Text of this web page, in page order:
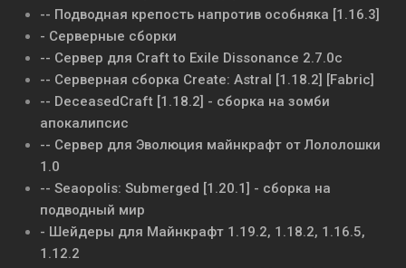
-- Подводная крепость напротив особняка [1.16.3]
- Серверные сборки
-- Сервер для Craft to Exile Dissonance 2.7.0c
-- Серверная сборка Create: Astral [1.18.2] [Fabric]
-- DeceasedCraft [1.18.2] - сборка на зомби
апокалипсис
-- Сервер для Эволюция майнкрафт от Лололошки
1.0
-- Seaopolis: Submerged [1.20.1] - сборка на
подводный мир
- Шейдеры для Майнкрафт 1.19.2, 1.18.2, 1.16.5,
1.12.2